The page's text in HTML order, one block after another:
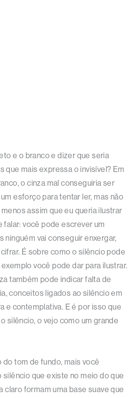
e o branco e dizer que seria
que mais expressa o invisível? Em
o cinza mal conseguiria ser
esforço para tentar ler, mas não
assim que eu queria ilustrar
falar: você pode escrever um
ninguém vai conseguir enxergar,
É sobre como o silêncio pode
você pode dar para ilustrar.
também pode indicar falta de
conceitos ligados ao silêncio em
e contemplativa. E é por isso que
o silêncio, o vejo como um grande
do tom de fundo, mais você
silêncio que existe no meio do que
claro formam uma base suave que